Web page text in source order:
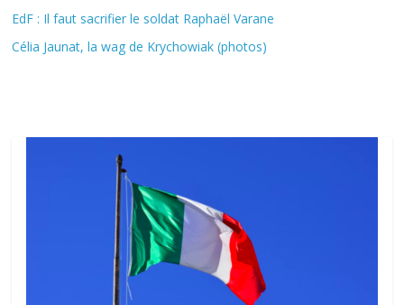
EdF : Il faut sacrifier le soldat Raphaël Varane
Célia Jaunat, la wag de Krychowiak (photos)